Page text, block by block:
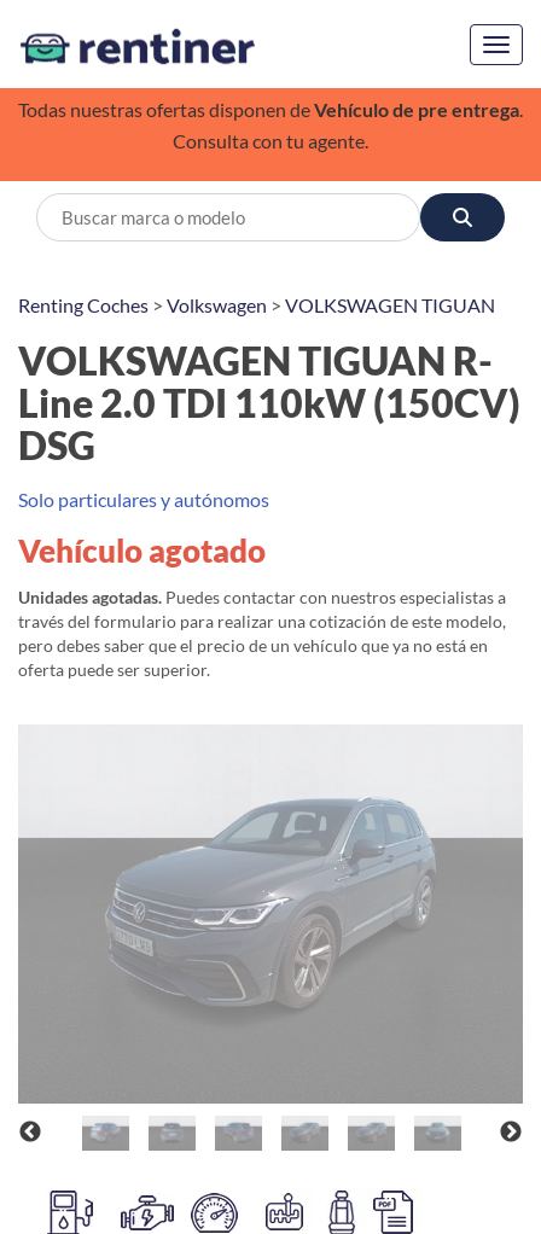
Todas nuestras ofertas disponen deVehículo de pre entrega.
Consulta con tu agente.
Renting Coches > Volkswagen > VOLKSWAGEN TIGUAN
VOLKSWAGEN TIGUAN R-
Line 2.0 TDI 110kW (150CV)
DSG
Solo particulares y autónomos
Vehículo agotado
Unidades agotadas. Puedes contactar con nuestros especialistas a
través del formulario para realizar una cotización de este modelo,
pero debes saber que el precio de un vehículo que ya no está en
oferta puede ser superior.